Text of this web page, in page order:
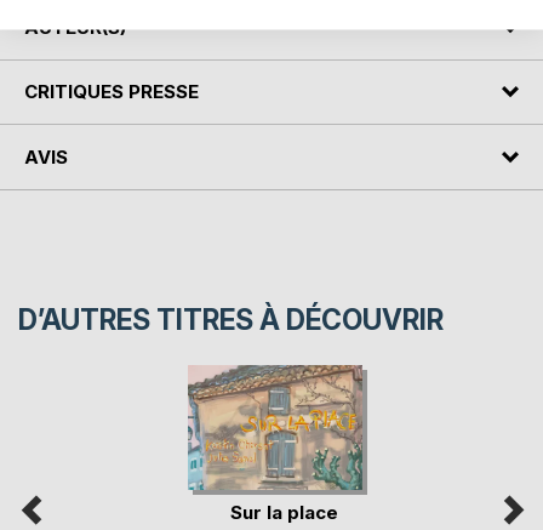
AUTEUR(S)
CRITIQUES PRESSE
AVIS
D’AUTRES TITRES À DÉCOUVRIR
Sur la place